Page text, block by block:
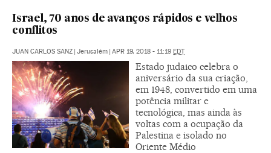
Israel, 70 anos de avanços rápidos e velhos
conflitos
JUAN CARLOS SANZ | Jerusalém | APR 19, 2018 - 11:19 EDT
Estado judaico celebra o
aniversário da sua criação,
em 1948, convertido em uma
potência militar e
tecnológica, mas ainda às
voltas com a ocupação da
Palestina e isolado no
Oriente Médio